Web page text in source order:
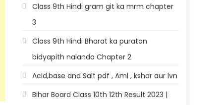
Class 9th Hindi gram git ka mrm chapter
3
Class 9th Hindi Bharat ka puratan
bidyapith nalanda Chapter 2
Acid,base and Salt pdf , Aml , kshar aur lvn
Bihar Board Class 10th 12th Result 2023 |